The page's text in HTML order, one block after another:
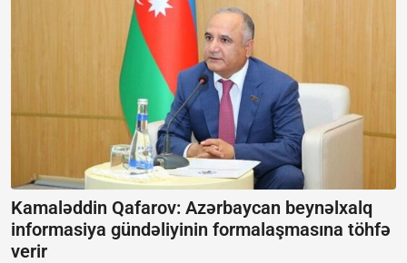
Kamaləddin Qafarov: Azərbaycan beynəlxalq
informasiya gündəliyinin formalaşmasına töhfə
verir